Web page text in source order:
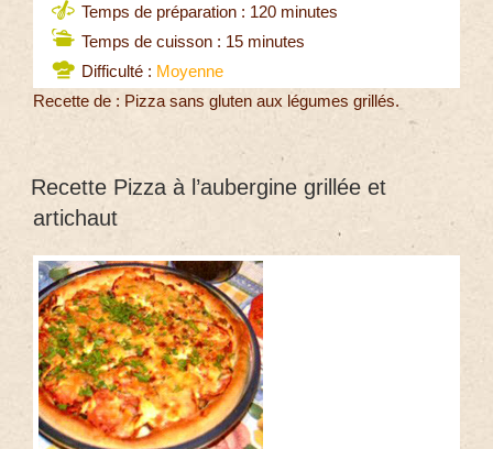
Temps de préparation : 120 minutes
Temps de cuisson : 15 minutes
Difficulté : Moyenne
Recette de : Pizza sans gluten aux légumes grillés.
Recette Pizza à l’aubergine grillée et
artichaut